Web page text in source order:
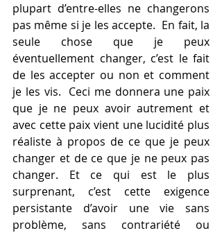
plupart d’entre-elles ne changerons
pas même si je les accepte.  En fait, la
seule chose que je peux
éventuellement changer, c’est le fait
de les accepter ou non et comment
je les vis.  Ceci me donnera une paix
que je ne peux avoir autrement et
avec cette paix vient une lucidité plus
réaliste à propos de ce que je peux
changer et de ce que je ne peux pas
changer. Et ce qui est le plus
surprenant, c’est cette exigence
persistante d’avoir une vie sans
problème, sans contrariété ou